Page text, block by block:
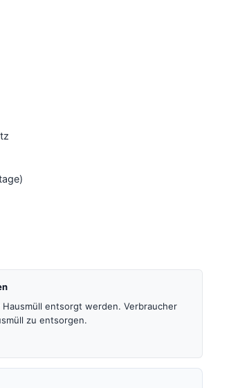
entsorgt werden. Verbraucher
zu entsorgen.